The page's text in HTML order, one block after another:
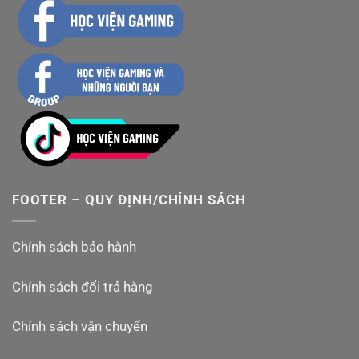
Youtube Học Viện
Gaming:
Website:https://nintendoswitch2.vn/
Fanpage Học Viện
Gaming:facebook.com/HocVienGaming2019
Group thảo
TikTok:
tiktok.com/@hocviengaming
FOOTER – QUY ĐỊNH/CHÍNH SÁCH
Chính sách bảo hành
Chính sách đổi trả hàng
Chính sách vận chuyển